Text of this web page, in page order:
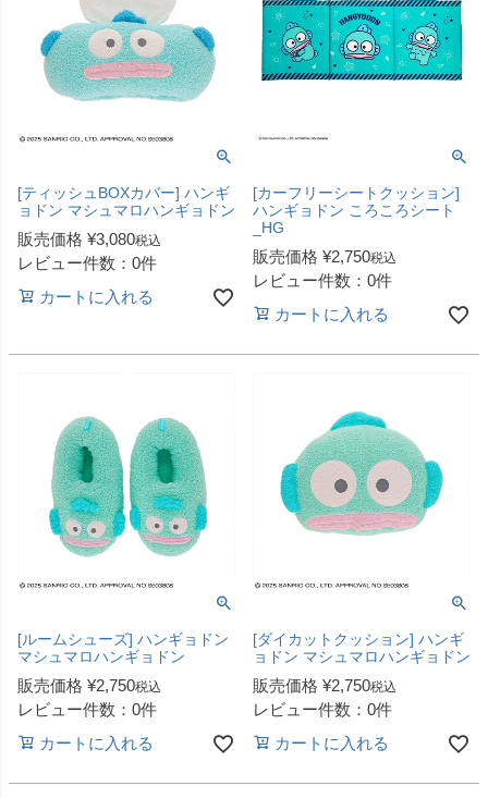
[ティッシュBOXカバー] ハンギ
ョドン マシュマロハンギョドン
販売価格 ¥3,080税込
レビュー件数：0件
カートに入れる
[カーフリーシートクッション]
ハンギョドン ころころシート
_HG
販売価格 ¥2,750税込
レビュー件数：0件
カートに入れる
[ルームシューズ] ハンギョドン
マシュマロハンギョドン
販売価格 ¥2,750税込
レビュー件数：0件
カートに入れる
[ダイカットクッション] ハンギ
ョドン マシュマロハンギョドン
販売価格 ¥2,750税込
レビュー件数：0件
カートに入れる